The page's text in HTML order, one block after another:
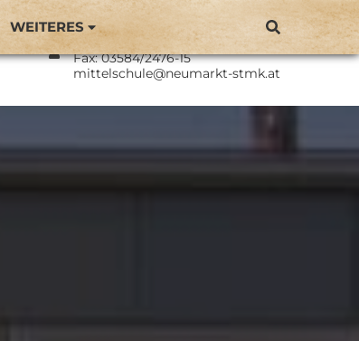
Direktor: BEd Philipp Langmaier
Tel.: 03584/2476
Fax: 03584/2476-15
mittelschule@neumarkt-stmk.at
WEITERES